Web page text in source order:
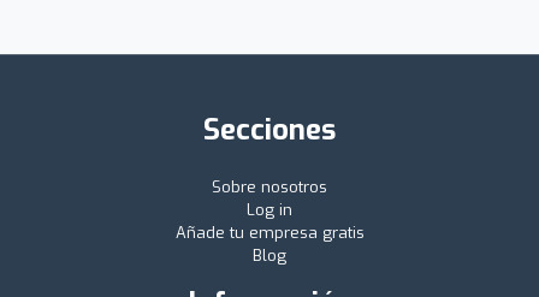
Secciones
Sobre nosotros
Log in
Añade tu empresa gratis
Blog